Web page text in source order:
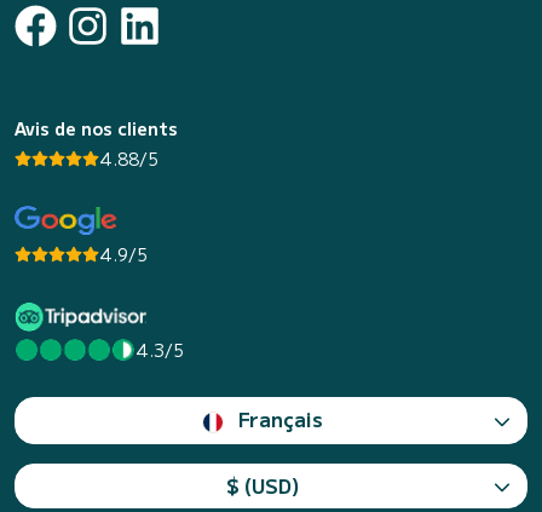
Avis de nos clients
4.88/5
4.9/5
4.3/5
Français
$ (USD)